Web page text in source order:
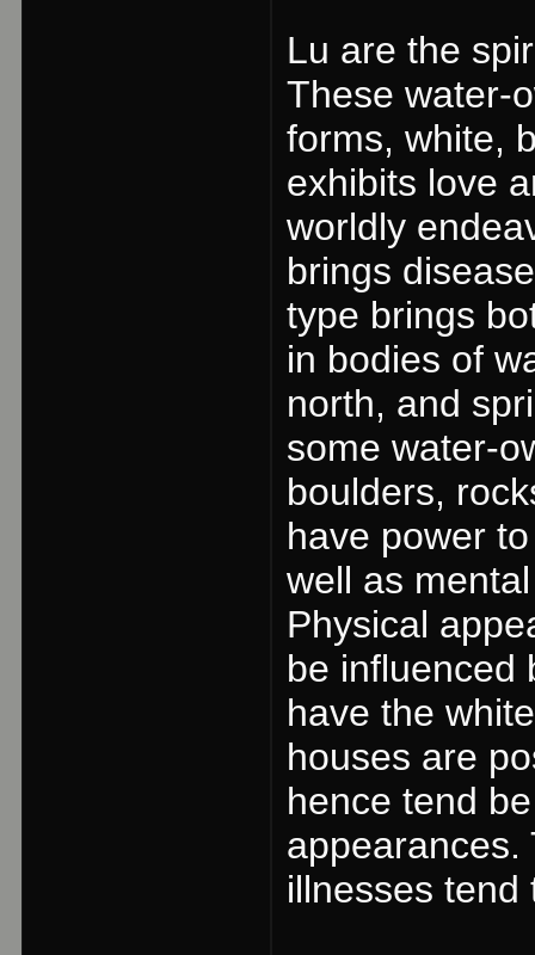
Lu are the
These water-
forms, white,
exhibits love
worldly
brings
type brings
in bodies of
north, and
some water-
boulders,
have power
well as
Physical
be influenced
have the
houses are
hence tend
appearances.
illnesses tend